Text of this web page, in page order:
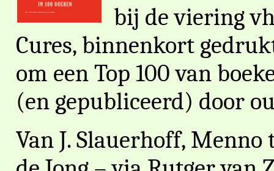
bij de viering
Cures, binnenkort
om een Top 100 van
(en gepubliceerd) door
Van J. Slauerhoff, Menno